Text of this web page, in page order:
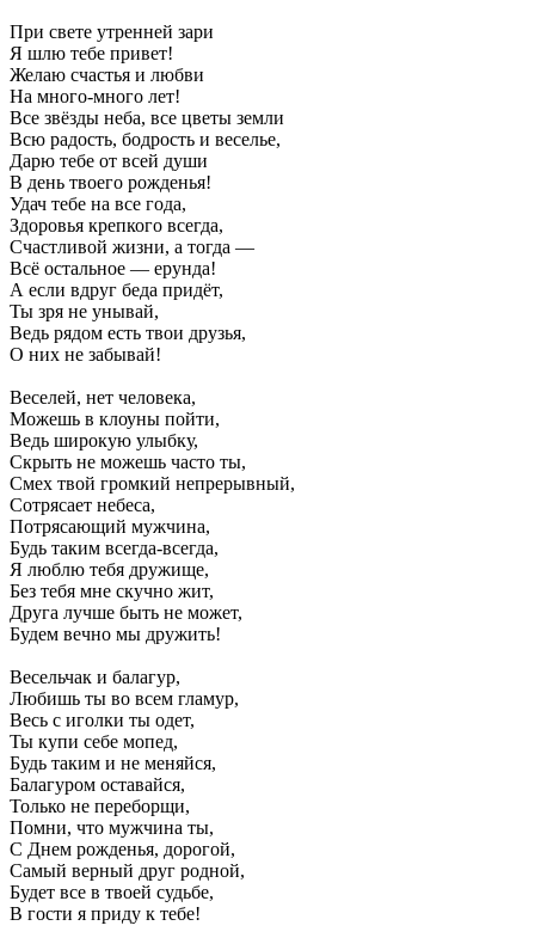
При свете утренней зари
Я шлю тебе привет!
Желаю счастья и любви
На много-много лет!
Все звёзды неба, все цветы земли
Всю радость, бодрость и веселье,
Дарю тебе от всей души
В день твоего рожденья!
Удач тебе на все года,
Здоровья крепкого всегда,
Счастливой жизни, а тогда —
Всё остальное — ерунда!
А если вдруг беда придёт,
Ты зря не унывай,
Ведь рядом есть твои друзья,
О них не забывай!
Веселей, нет человека,
Можешь в клоуны пойти,
Ведь широкую улыбку,
Скрыть не можешь часто ты,
Смех твой громкий непрерывный,
Сотрясает небеса,
Потрясающий мужчина,
Будь таким всегда-всегда,
Я люблю тебя дружище,
Без тебя мне скучно жит,
Друга лучше быть не может,
Будем вечно мы дружить!
Весельчак и балагур,
Любишь ты во всем гламур,
Весь с иголки ты одет,
Ты купи себе мопед,
Будь таким и не меняйся,
Балагуром оставайся,
Только не переборщи,
Помни, что мужчина ты,
С Днем рожденья, дорогой,
Самый верный друг родной,
Будет все в твоей судьбе,
В гости я приду к тебе!